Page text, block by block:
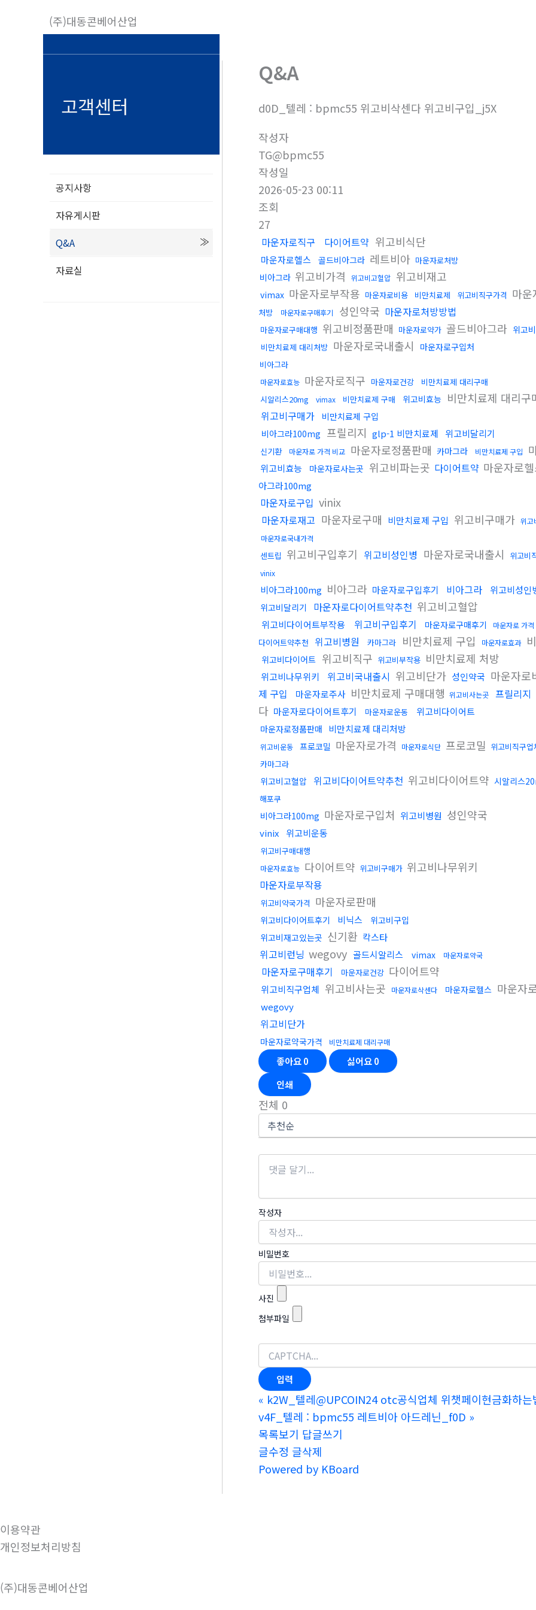
(주)대동콘베어산업
고객센터
공지사항
자유게시판
Q&A
자료실
Q&A
d0D_텔레 : bpmc55 위고비삭센다 위고비구입_j5X
작성자
TG@bpmc55
작성일
2026-05-23 00:11
조회
27
마운자로직구 다이어트약 위고비식단
마운자로헬스 골드비아그라 레트비아 마운자로처방
비아그라 위고비가격 위고비고혈압 위고비재고
vimax 마운자로부작용 마운자로비용 비만치료제 위고비직구가격 마운
처방
마운자로구매후기 성인약국 마운자로처방방법
마운자로구매대행 위고비정품판매 마운자로약가 골드비아그라 위고
비만치료제 대리처방 마운자로국내출시 마운자로구입처
비아그라
마운자로효능 마운자로직구 마운자로건강
비만치료제 대리구매
시알리스20mg
vimax 비만치료제 구매 위고비효능 비만치료제 대리구
위고비구매가
비만치료제 구입
비아그라100mg 프릴리지 glp-1 비만치료제 위고비달리기
신기환 마운자로 가격 비교 마운자로정품판매 카마그라 비만치료제 구입
위고비효능 마운자로사는곳 위고비파는곳 다이어트약 마운자로
아그라100mg
마운자로구입 vinix
마운자로재고 마운자로구매 비만치료제 구입 위고비구매가 위고
마운자로국내가격
센트립 위고비구입후기 위고비성인병 마운자로국내출시 위고비
vinix
비아그라100mg 비아그라 마운자로구입후기 비아그라 위고비성인
위고비달리기 마운자로다이어트약추천 위고비고혈압
위고비다이어트부작용 위고비구입후기 마운자로구매후기 마운자로 가
다이어트약추천
위고비병원 카마그라 비만치료제 구입 마운자로효과
위고비다이어트 위고비직구 위고비부작용 비만치료제 처방
위고비나무위키 위고비국내출시 위고비단가 성인약국 마운자로
제 구입
마운자로주사 비만치료제 구매대행 위고비사는곳 프릴리지
다 마운자로다이어트후기 마운자로운동 위고비다이어트
마운자로정품판매 비만치료제 대리처방
위고비운동 프로코밀 마운자로가격 마운자로식단 프로코밀 위고비직구업
카마그라
위고비고혈압 위고비다이어트약추천 위고비다이어트약 시알리스
해포쿠
비아그라100mg 마운자로구입처 위고비병원 성인약국
vinix 위고비운동
위고비구매대행
마운자로효능 다이어트약 위고비구매가 위고비나무위키
마운자로부작용
위고비약국가격 마운자로판매
위고비다이어트후기 비닉스
위고비구입
위고비재고있는곳 신기환 칵스타
위고비런닝 wegovy 골드시알리스 vimax 마운자로약국
마운자로구매후기 마운자로건강 다이어트약
위고비직구업체 위고비사는곳 마운자로삭센다 마운자로헬스 마운자
wegovy
위고비단가
마운자로약국가격 비만치료제 대리구매
좋아요0 싫어요0
인쇄
전체 0
작성자
비밀번호
사진
첨부파일
« k2W_텔레@UPCOIN24 otc공식업체 위챗페이현금화하
v4F_텔레 : bpmc55 레트비아 아드레닌_f0D »
목록보기 답글쓰기
글수정 글삭제
Powered by KBoard
이용약관
개인정보처리방침
(주)대동콘베어산업